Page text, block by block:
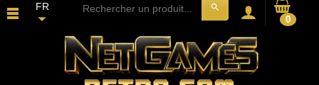
FR
search
0